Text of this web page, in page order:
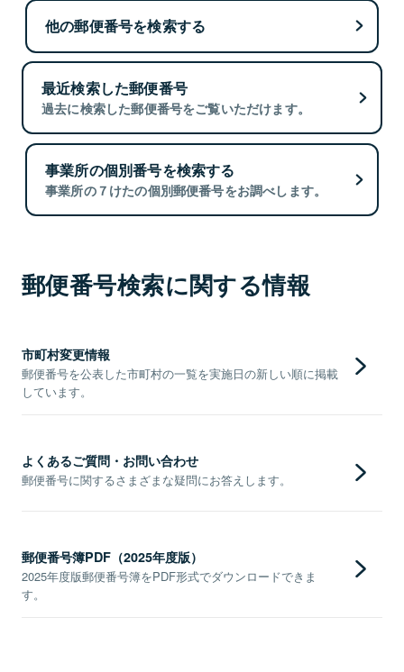
他の郵便番号を検索する
最近検索した郵便番号
過去に検索した郵便番号をご覧いただけます。
事業所の個別番号を検索する
事業所の７けたの個別郵便番号をお調べします。
郵便番号検索に関する情報
市町村変更情報
郵便番号を公表した市町村の一覧を実施日の新しい順に掲載
しています。
よくあるご質問・お問い合わせ
郵便番号に関するさまざまな疑問にお答えします。
郵便番号簿PDF（2025年度版）
2025年度版郵便番号簿をPDF形式でダウンロードできま
す。